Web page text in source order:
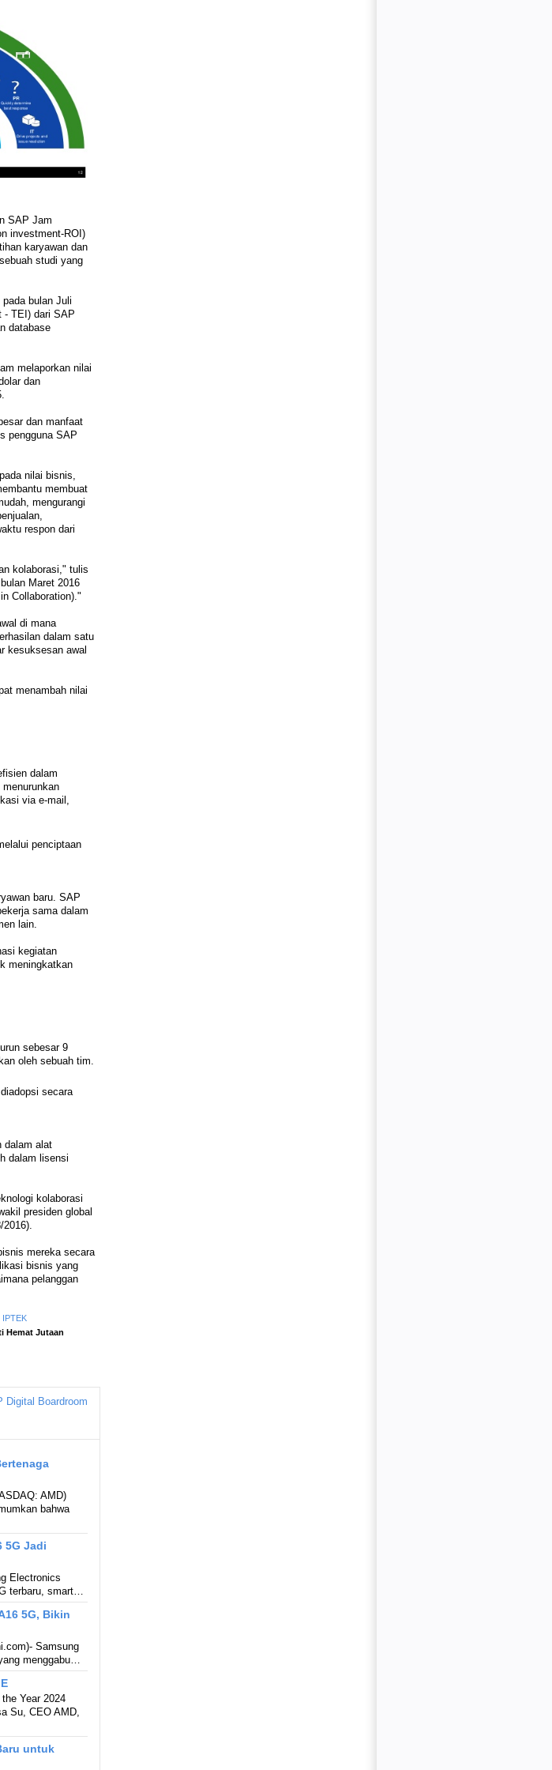
SAP Jam
investment-ROI)
karyawan dan
studi yang
bulan Juli
- TEI) dari SAP
database
melaporkan nilai
dan
dan manfaat
pengguna SAP
nilai bisnis,
membuat
mengurangi
respon dari
kolaborasi," tulis
Maret 2016
Collaboration)."
di mana
dalam satu
kesuksesan awal
menambah nilai
dalam
via e-mail,
penciptaan
baru. SAP
sama dalam
lain.
kegiatan
meningkatkan
sebesar 9
oleh sebuah tim.
secara
dalam alat
dalam lisensi
kolaborasi
presiden global
mereka secara
bisnis yang
pelanggan
IPTEK
Hemat Jutaan
Digital Boardroom
AMD)
bahwa
5G Jadi
Electronics
terbaru, smart…
5G, Bikin
Samsung
menggabu…
Year 2024
Su, CEO AMD,
untuk